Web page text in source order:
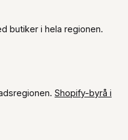
butiker i hela regionen.
Shopify-byrå i